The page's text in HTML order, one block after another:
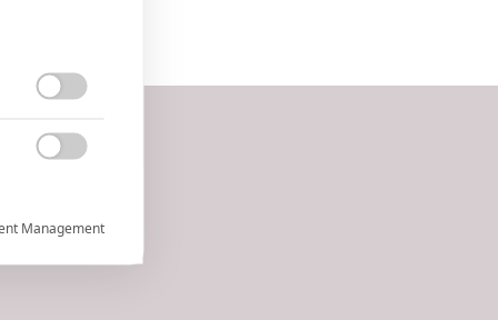

Management